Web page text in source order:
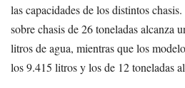
las capacidades de los distintos
sobre chasis de 26 toneladas alcanza
litros de agua, mientras que los
los 9.415 litros y los de 12 toneladas